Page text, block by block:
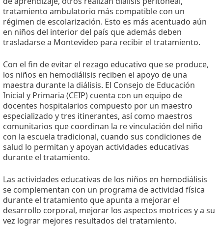
tratamiento ambulatorio más compatible con un
régimen de escolarización. Esto es más acentuado aún
en niños del interior del país que además deben
trasladarse a Montevideo para recibir el tratamiento.
Con el fin de evitar el rezago educativo que se produce,
los niños en hemodiálisis reciben el apoyo de una
maestra durante la diálisis. El Consejo de Educación
Inicial y Primaria (CEIP) cuenta con un equipo de
docentes hospitalarios compuesto por un maestro
especializado y tres itinerantes, así como maestros
comunitarios que coordinan la re vinculación del niño
con la escuela tradicional, cuando sus condiciones de
salud lo permitan y apoyan actividades educativas
durante el tratamiento.
Las actividades educativas de los niños en hemodiálisis
se complementan con un programa de actividad física
durante el tratamiento que apunta a mejorar el
desarrollo corporal, mejorar los aspectos motrices y a su
vez lograr mejores resultados del tratamiento.